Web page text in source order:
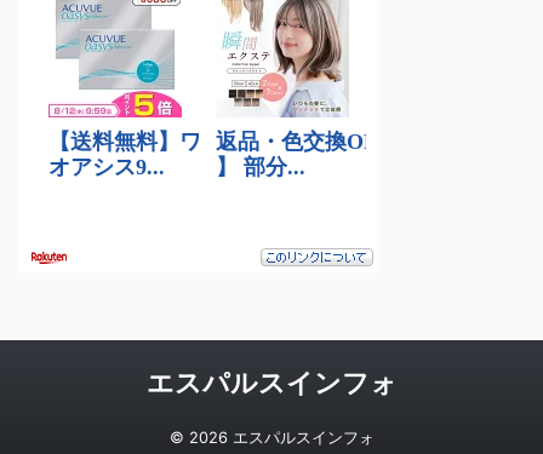
エスパルスインフォ
© 2026 エスパルスインフォ